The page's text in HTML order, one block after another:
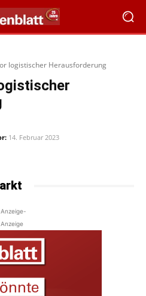
logistischer Herausforderung
14. Februar 2023
Anzeige